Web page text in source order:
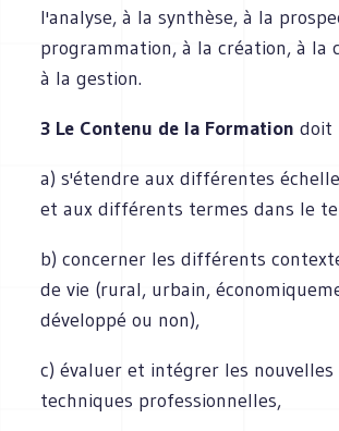
l'analyse, à la synthèse, à la
programmation, à la création, à la
à la gestion.
3 Le Contenu de la Formationdoit
a) s'étendre aux différentes
et aux différents termes dans le
b) concerner les différents
de vie (rural, urbain,
développé ou non),
c) évaluer et intégrer les
techniques professionnelles,